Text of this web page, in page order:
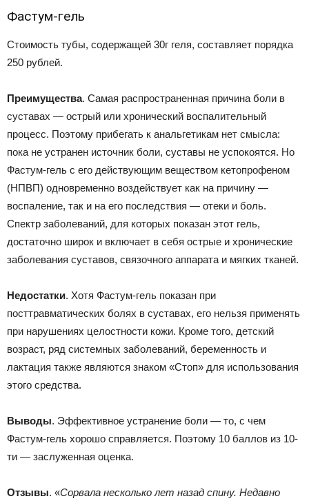
Фастум-гель
Стоимость тубы, содержащей 30г геля, составляет порядка
250 рублей.
Преимущества. Самая распространенная причина боли в
суставах — острый или хронический воспалительный
процесс. Поэтому прибегать к анальгетикам нет смысла:
пока не устранен источник боли, суставы не успокоятся. Но
Фастум-гель с его действующим веществом кетопрофеном
(НПВП) одновременно воздействует как на причину —
воспаление, так и на его последствия — отеки и боль.
Спектр заболеваний, для которых показан этот гель,
достаточно широк и включает в себя острые и хронические
заболевания суставов, связочного аппарата и мягких тканей.
Недостатки. Хотя Фастум-гель показан при
посттравматических болях в суставах, его нельзя применять
при нарушениях целостности кожи. Кроме того, детский
возраст, ряд системных заболеваний, беременность и
лактация также являются знаком «Стоп» для использования
этого средства.
Выводы. Эффективное устранение боли — то, с чем
Фастум-гель хорошо справляется. Поэтому 10 баллов из 10-
ти — заслуженная оценка.
Отзывы. «Сорвала несколько лет назад спину. Недавно